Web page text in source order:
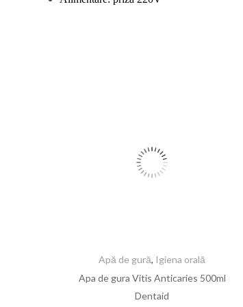
Apă de gură, Igiena orală
Apa de gura Vitis Anticaries 500ml
Dentaid